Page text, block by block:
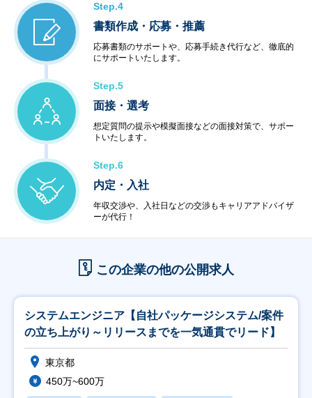
Step.4
書類作成・応募・推薦
応募書類のサポートや、応募手続き代行など、徹底的
にサポートいたします。
Step.5
面接・選考
想定質問の提示や模擬面接などの面接対策で、サポー
トいたします。
Step.6
内定・入社
年収交渉や、入社日などの交渉もキャリアアドバイザ
ーが代行！
この企業の他の公開求人
システムエンジニア【自社パッケージシステム/案件
の立ち上がり～リリースまでを一気通貫でリード】
東京都
450万~600万